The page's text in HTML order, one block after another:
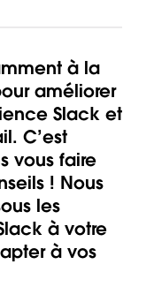
à la
améliorer
Slack et
C’est
vous faire
! Nous
les
à votre
à vos